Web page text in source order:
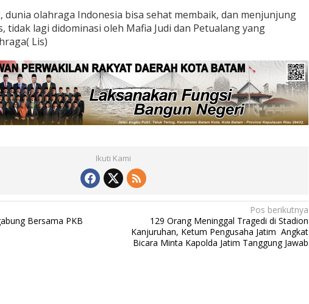
dunia olahraga Indonesia bisa sehat membaik, dan menjunjung
tidak lagi didominasi oleh Mafia Judi dan Petualang yang
Lis)
Ikuti Kami
Bersama PKB
Pos berikutnya
129 Orang Meninggal Tragedi di Stadion
Kanjuruhan, Ketum Pengusaha Jatim Angkat
Bicara Minta Kapolda Jatim Tanggung Jawab